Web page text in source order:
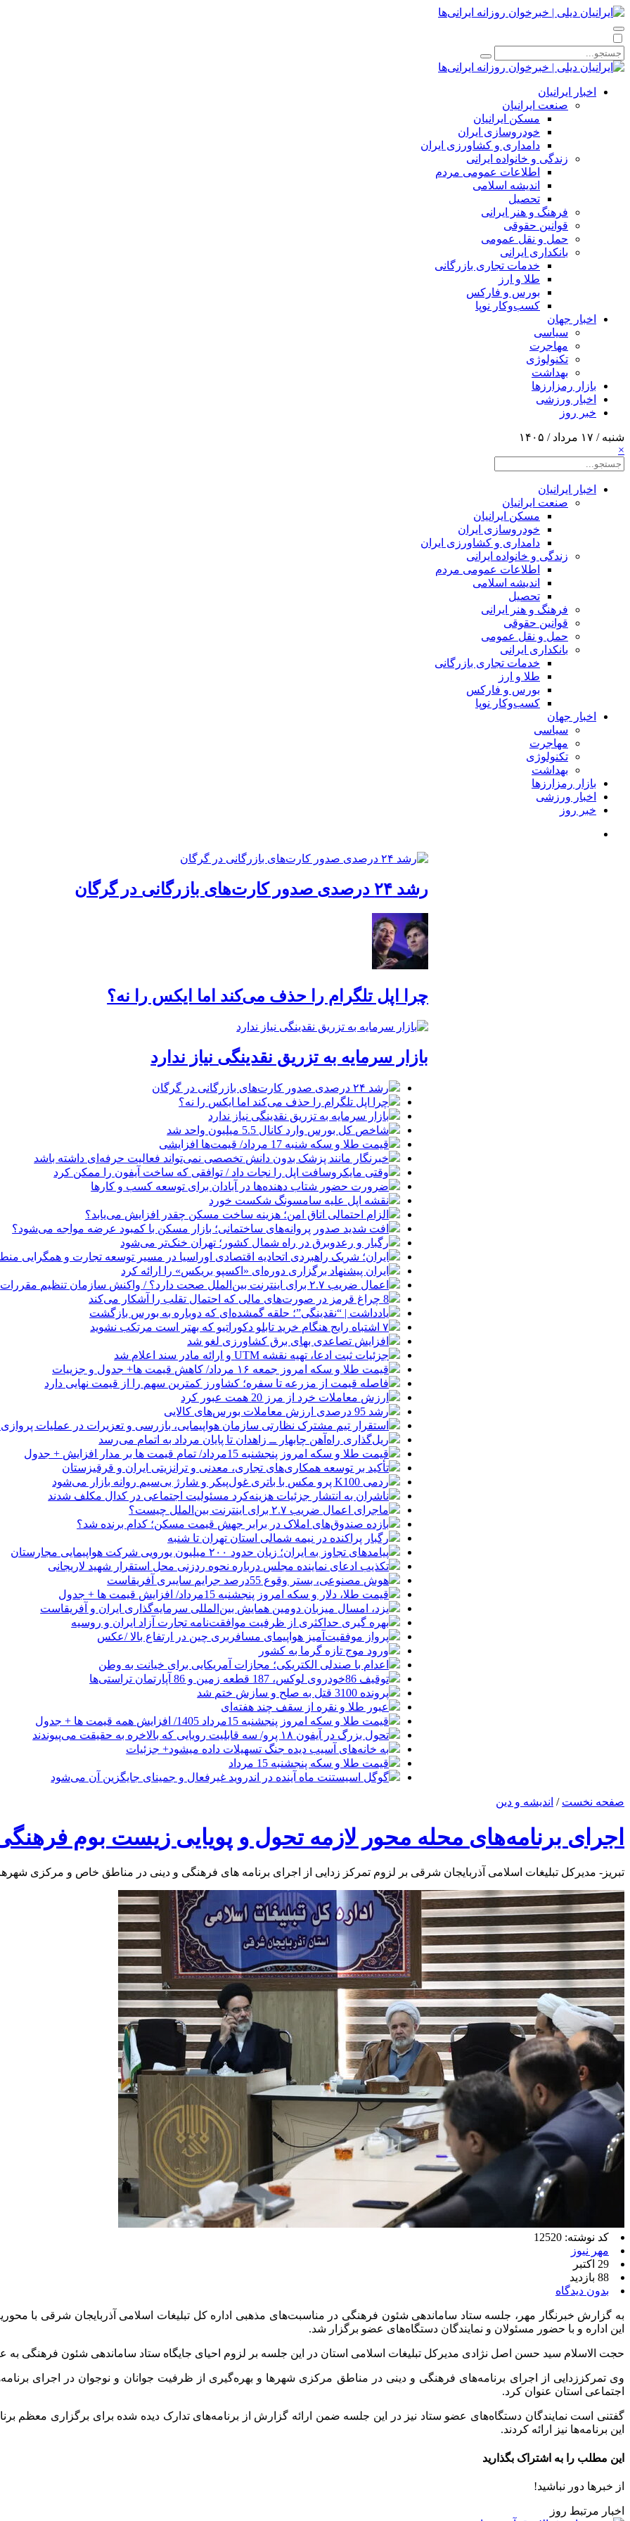
اخبار ایرانیان
صنعت ایرانیان
مسکن ایرانیان
خودروسازی ایران
دامداری و کشاورزی ایران
زندگی و خانواده ایرانی
اطلاعات عمومی مردم
اندیشه اسلامی
تحصیل
فرهنگ و هنر ایرانی
قوانین حقوقی
حمل و نقل عمومی
بانکداری ایرانی
خدمات تجاری بازرگانی
طلا و ارز
بورس و فارکس
کسب‌وکار نوپا
اخبار جهان
سیاسی
مهاجرت
تکنولوژی
بهداشت
بازار رمزارزها
اخبار ورزشی
خبر روز
شنبه / ۱۷ مرداد / ۱۴۰۵
×
اخبار ایرانیان
صنعت ایرانیان
مسکن ایرانیان
خودروسازی ایران
دامداری و کشاورزی ایران
زندگی و خانواده ایرانی
اطلاعات عمومی مردم
اندیشه اسلامی
تحصیل
فرهنگ و هنر ایرانی
قوانین حقوقی
حمل و نقل عمومی
بانکداری ایرانی
خدمات تجاری بازرگانی
طلا و ارز
بورس و فارکس
کسب‌وکار نوپا
اخبار جهان
سیاسی
مهاجرت
تکنولوژی
بهداشت
بازار رمزارزها
اخبار ورزشی
خبر روز
رشد ۲۴ درصدی صدور کارت‌های بازرگانی در گرگان
چرا اپل تلگرام را حذف می‌کند اما ایکس را نه؟
بازار سرمایه به تزریق نقدینگی نیاز ندارد
رشد ۲۴ درصدی صدور کارت‌های بازرگانی در گرگان
چرا اپل تلگرام را حذف می‌کند اما ایکس را نه؟
بازار سرمایه به تزریق نقدینگی نیاز ندارد
شاخص کل بورس وارد کانال 5.5 میلیون واحد شد
قیمت طلا و سکه شنبه 17 مرداد/ قیمت‌ها افزایشی
خبرنگار مانند پزشک بدون دانش تخصصی نمی‌تواند فعالیت حرفه‌ای داشته باشد
وقتی مایکروسافت اپل را نجات داد / توافقی که ساخت آیفون را ممکن کرد
ضرورت حضور شتاب ‌دهنده‌ها در آبادان برای توسعه کسب‌ و کارها
نقشه اپل علیه سامسونگ شکست خورد
الزام احتمالی اتاق امن؛ هزینه ساخت مسکن چقدر افزایش می‌یابد؟
افت شدید صدور پروانه‌های ساختمانی؛ بازار مسکن با کمبود عرضه مواجه می‌شود؟
رگبار و رعدوبرق در راه شمال کشور؛ تهران خنک‌تر می‌شود
ایران؛ شریک راهبردی اتحادیه اقتصادی اوراسیا در مسیر توسعه تجارت و همگرایی
ایران پیشنهاد برگزاری دوره‌ای «اکسپو بریکس» را ارائه کرد
اعمال ضریب ۲.۷ برای اینترنت بین‌الملل صحت دارد؟ / واکنش سازمان تنظیم مقررات
8 چراغ قرمز در صورت‌های مالی که احتمال تقلب را آشکار می‌کند
یادداشت | “نقدینگی”؛ حلقه گمشده‌ای که دوباره به بورس بازگشت
۷ اشتباه رایج هنگام خرید تابلو دکوراتیو که بهتر است مرتکب نشوید
افزایش تصاعدی بهای برق کشاورزی لغو شد
جزئیات ثبت ادعا، تهیه نقشه UTM و ارائه مادر سند اعلام شد
قیمت طلا و سکه امروز جمعه ۱۶ مرداد/ کاهش قیمت ها+ جدول و جزییات
فاصله قیمت از مزرعه تا سفره؛ کشاورز کمترین سهم را از قیمت نهایی دارد
ارزش معاملات خرد از مرز 20 همت عبور کرد
رشد 95 درصدی ارزش معاملات بورس‌های کالایی
استقرار تیم مشترک نظارتی سازمان هواپیمایی، بازرسی و تعزیرات در عملیات پروازی
ریل‌گذاری راه‌آهن چابهار ــ زاهدان تا پایان مرداد به اتمام می‌رسد
قیمت طلا و سکه امروز پنجشنبه 15مرداد/ تمام قیمت ها بر مدار افزایش + جدول
تأکید بر توسعه همکاری‌های تجاری، معدنی و ترانزیتی ایران و قرقیزستان
ردمی K100 پرو مکس با باتری غول‌پیکر و شارژ بی‌سیم روانه بازار می‌شود
ناشران به انتشار جزئیات هزینه‌کرد مسئولیت اجتماعی در کدال مکلف شدند
ماجرای اعمال ضریب ۲.۷ برای اینترنت بین‌الملل چیست؟
بازده صندوق‌های املاک در برابر جهش قیمت مسکن؛ کدام برنده شد؟
رگبار پراکنده در نیمه شمالی استان تهران تا شنبه
پیامدهای تجاوز به ایران؛ زیان حدود ۲۰۰ میلیون یورویی شرکت هواپیمایی مجارستان
تکذیب ادعای نماینده مجلس درباره نحوه ردزنی محل استقرار شهید لاریجانی
هوش مصنوعی، بستر وقوع 55درصد جرایم سایبری آفریقاست
قیمت طلا، دلار و سکه امروز پنجشنبه 15مرداد/ افزایش قیمت ها + جدول
یزد، امسال میزبان دومین همایش بین‌المللی سرمایه‌گذاری ایران و آفریقاست
بهره گیری حداکثری از ظرفیت موافقت‌نامه تجارت آزاد ایران و روسیه
پرواز موفقیت‌آمیز هواپیمای مسافربری چین در ارتفاع بالا /عکس
ورود موج تازه گرما به کشور
اعدام با صندلی الکتریکی؛ مجازات آمریکایی برای خیانت به وطن
توقیف 86خودروی لوکس، 187 قطعه زمین و 86 آپارتمان تراستی‌ها
پرونده 3100 قتل به صلح و سازش ختم شد
عبور طلا و نقره از سقف چند هفته‌ای
قیمت طلا و سکه امروز پنجشنبه 15مرداد 1405/ افزایش همه قیمت ها + جدول
تحول بزرگ در آیفون ۱۸ پرو/ سه قابلیت رویایی که بالاخره به حقیقت می‌پیوندند
به خانه‌های آسیب دیده جنگ تسهیلات داده میشود+ جزئیات
قیمت طلا و سکه پنجشنبه 15 مرداد
گوگل اسیستنت ماه آینده در اندروید غیرفعال و جمینای جایگزین آن می‌شود
صفحه نخست / اندیشه و دین
اجرای برنامه‌های محله محور لازمه تحول و پویایی زیست بوم
تبریز- مدیرکل تبلیغات اسلامی آذربایجان شرقی بر لزوم تمرکز زدایی از اجرای برنامه های فرهنگی و دینی در مناطق خاص و مرکزی شهرها
کد نوشته: 12520
مهر نیوز
29 اکتبر
88 بازدید
بدون دیدگاه
به گزارش خبرنگار مهر، جلسه ستاد ساماندهی شئون فرهنگی در مناسبت‌های مذهبی اداره کل تبلیغات اسلامی آذربایجان شرقی با
این اداره و با حضور مسئولان و نمایندگان دستگاه‌های عضو برگزار شد.
حجت الاسلام سید حسن اصل نژادی مدیرکل تبلیغات اسلامی استان در این جلسه بر لزوم احیای جایگاه ستاد ساماندهی شئون فرهنگی به
وی تمرکززدایی از اجرای برنامه‌های فرهنگی و دینی در مناطق مرکزی شهرها و بهره‌گیری از ظرفیت جوانان و نوجوان در اجرای
اجتماعی استان عنوان کرد.
گفتنی است نمایندگان دستگاه‌های عضو ستاد نیز در این جلسه ضمن ارائه گزارش از برنامه‌های تدارک دیده شده برای برگزاری معظم
این برنامه‌ها نیز ارائه کردند.
این مطلب را به اشتراک بگذارید
از خبرها دور نباشید!
اخبار مرتبط روز